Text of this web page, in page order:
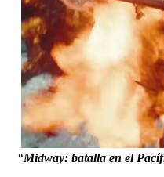
“Midway: batalla en el